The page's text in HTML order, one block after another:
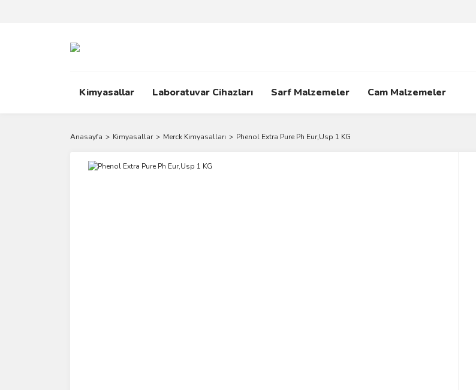
Kimyasallar Laboratuvar Cihazları Sarf Malzemeler Cam Malzemeler
Anasayfa Kimyasallar Merck Kimyasalları Phenol Extra Pure Ph Eur,Usp 1 KG